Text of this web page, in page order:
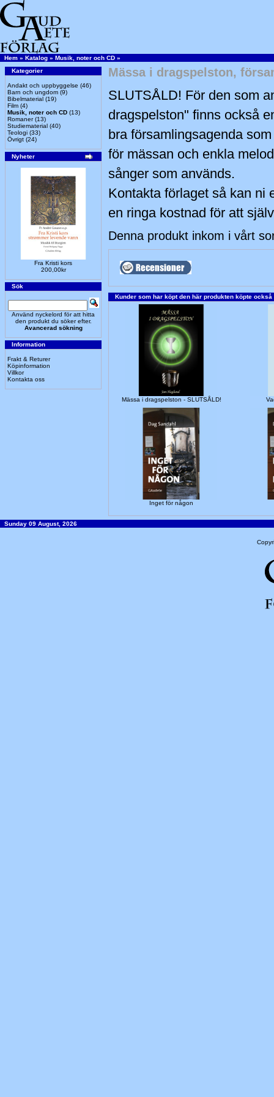
Hem » Katalog » Musik, noter och CD »
Kategorier
Andakt och uppbyggelse (46)
Barn och ungdom (9)
Bibelmaterial (19)
Film (4)
Musik, noter och CD (13)
Romaner(13)
Studiematerial (40)
Teologi (33)
Övrigt (24)
Nyheter
Fra Kristi kors
200,00kr
Sök
Använd nyckelord för att hitta
den produkt du söker efter.
Avancerad sökning
Information
Frakt & Returer
Köpinformation
Villkor
Kontakta oss
Mässa i dragspelston,
SLUTSÅLD! För den som
dragspelston" finns också
bra församlingsagenda
för mässan och enkla
sånger som används.
Kontakta förlaget så kan ni
en ringa kostnad för att
Denna produkt inkom i vårt
Kunder som har köpt den här produkten köpte också
Mässa i dragspelston - SLUTSÅLD!
Inget för någon
Sunday 09 August, 2026